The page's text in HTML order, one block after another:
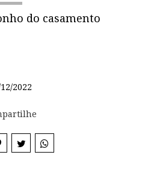
do casamento
2022